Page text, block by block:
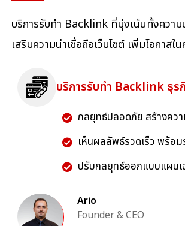
บริการรับทำ Backlink ที่มุ่งเน้นทั้งควา
เสริมความน่าเชื่อถือเว็บไซต์ เพิ่มโอกาส
บริการรับทำ Backlink ธุร
กลยุทธ์ปลอดภัย สร้างคว
เห็นผลลัพธ์รวดเร็ว พร้อ
ปรับกลยุทธ์ออกแบบแผนเ
Ario
Founder & CEO